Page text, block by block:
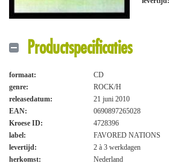
Productspecificaties
formaat:
CD
genre:
ROCK/H
releasedatum:
21 juni 2010
EAN:
0690897265028
Kroese ID:
4728396
label:
FAVORED NATIONS
levertijd:
2 à 3 werkdagen
herkomst:
Nederland